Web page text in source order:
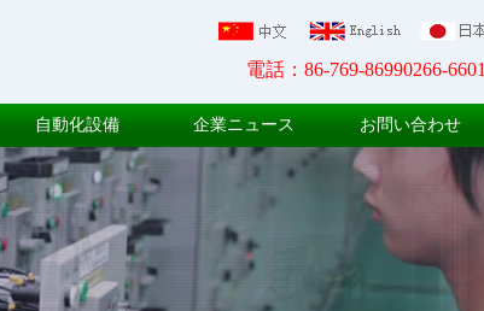
電話：86-769-86990266-6601
自動化設備 企業ニュース お問い合わせ